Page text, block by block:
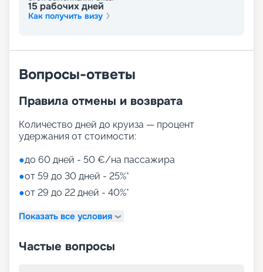
15 рабочих дней
Как получить визу
Вопросы-ответы
Правила отмены и возврата
Количество дней до круиза — процент
удержания от стоимости:
●до 60 дней - 50 €/на пассажира
●от 59 до 30 дней - 25%*
●от 29 до 22 дней - 40%*
Показать все условия
Частые вопросы